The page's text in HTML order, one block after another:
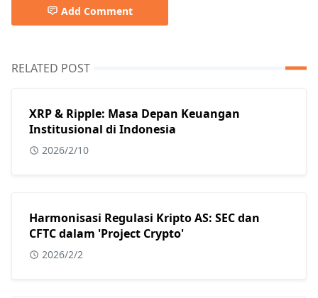
Add Comment
RELATED POST
XRP & Ripple: Masa Depan Keuangan
Institusional di Indonesia
2026/2/10
Harmonisasi Regulasi Kripto AS: SEC dan
CFTC dalam 'Project Crypto'
2026/2/2